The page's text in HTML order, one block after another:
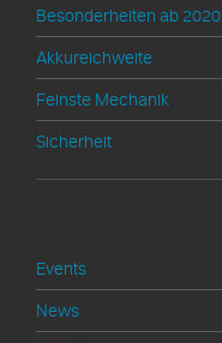
Besonderheiten ab 2020
Akkureichweite
Feinste Mechanik
Sicherheit
Events
News